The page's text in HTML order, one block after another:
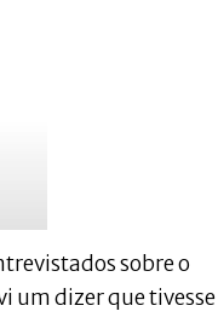
sobre o
um dizer que tivesse